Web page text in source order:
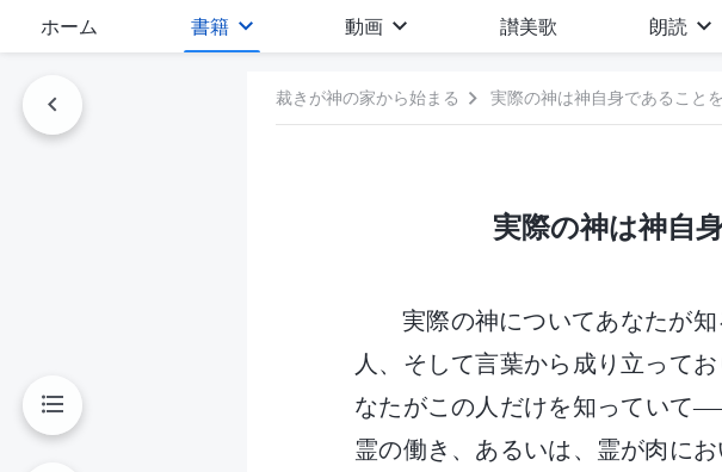
ホーム 書籍 動画 讃美歌 朗読
裁きが神の家から始まる 実際の神は神自身であること
実際の神は神自
実際の神についてあなたが
人、そして言葉から成り立って
なたがこの人だけを知ってい
霊の働き、あるいは、霊が肉に